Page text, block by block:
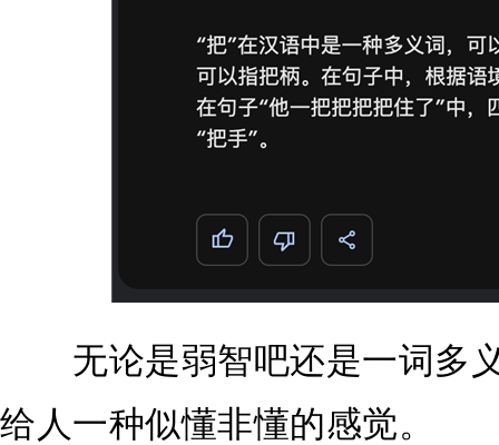
无论是弱智吧还是一词多义
给人一种似懂非懂的感觉。